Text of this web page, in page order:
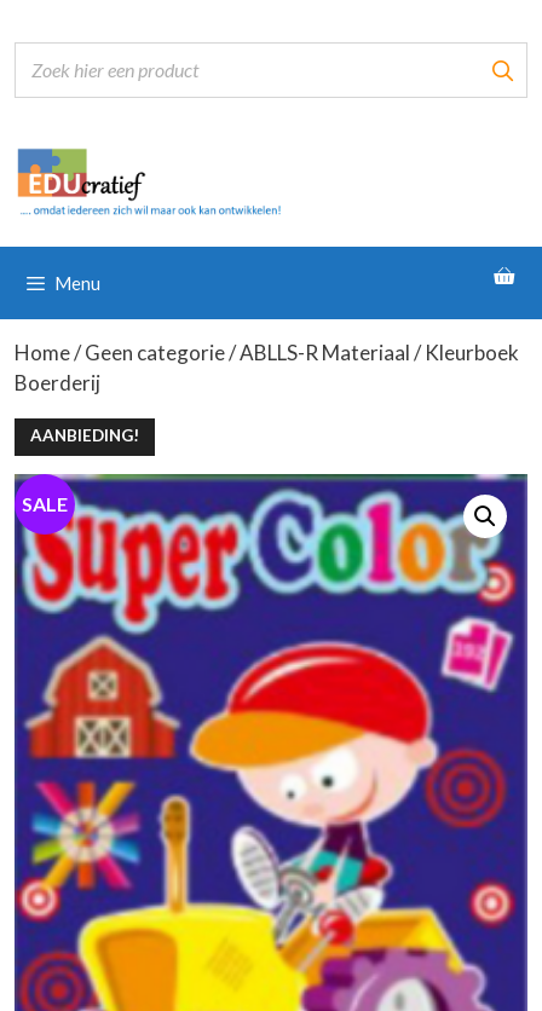
naar
inhoud
Menu
Home/Geen categorie/ABLLS-R Materiaal/ Kleurboek
Boerderij
AANBIEDING!
SALE